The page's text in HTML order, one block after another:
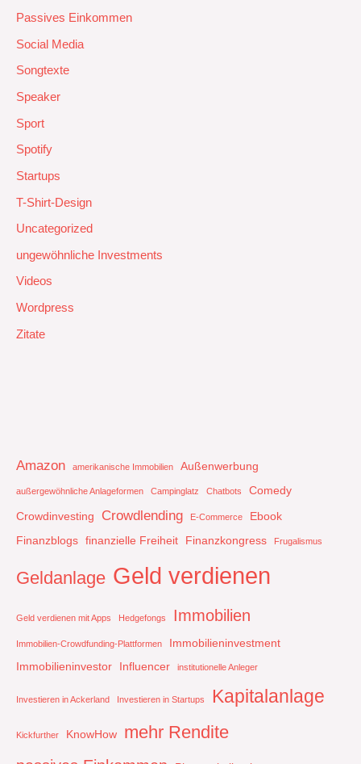
Passives Einkommen
Social Media
Songtexte
Speaker
Sport
Spotify
Startups
T-Shirt-Design
Uncategorized
ungewöhnliche Investments
Videos
Wordpress
Zitate
Amazon amerikanische Immobilien Außenwerbung
außergewöhnliche Anlageformen Campinglatz Chatbots
Comedy
Crowdinvesting
Crowdlending E-Commerce
Ebook
Finanzblogs finanzielle Freiheit Finanzkongress Frugalismus
Geldanlage Geld verdienen
Geld verdienen mit Apps Hedgefongs Immobilien
Immobilien-Crowdfunding-Plattformen
Immobilieninvestment
Immobilieninvestor
Influencer institutionelle Anleger
Investieren in Ackerland Investieren in Startups Kapitalanlage
Kickfurther KnowHow mehr Rendite